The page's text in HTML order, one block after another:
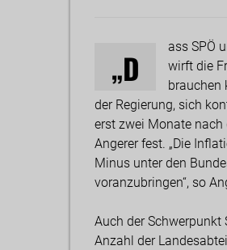
„D
ass SPÖ
wirft die
brauchen
der Regierung, sich
erst zwei Monate nach
Angerer fest. „Die
Minus unter den
voranzubringen“, so
Auch der Schwerpunkt
Anzahl der